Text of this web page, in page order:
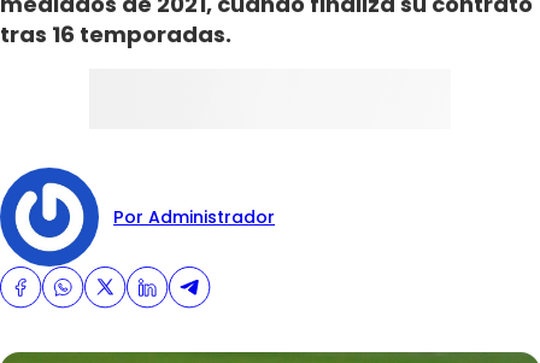
tras 16 temporadas.
Por Administrador